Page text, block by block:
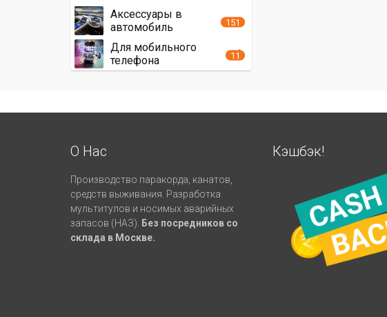
Аксессуары в
автомобиль
151
Для мобильного
телефона
11
О Нас
Производство паракорда, канатов,
средств выживания. Разработка
мультитулов и носимых аварийных
запасов (НАЗ).
Без посредников со
склада в Москве.
Кэшбэк!